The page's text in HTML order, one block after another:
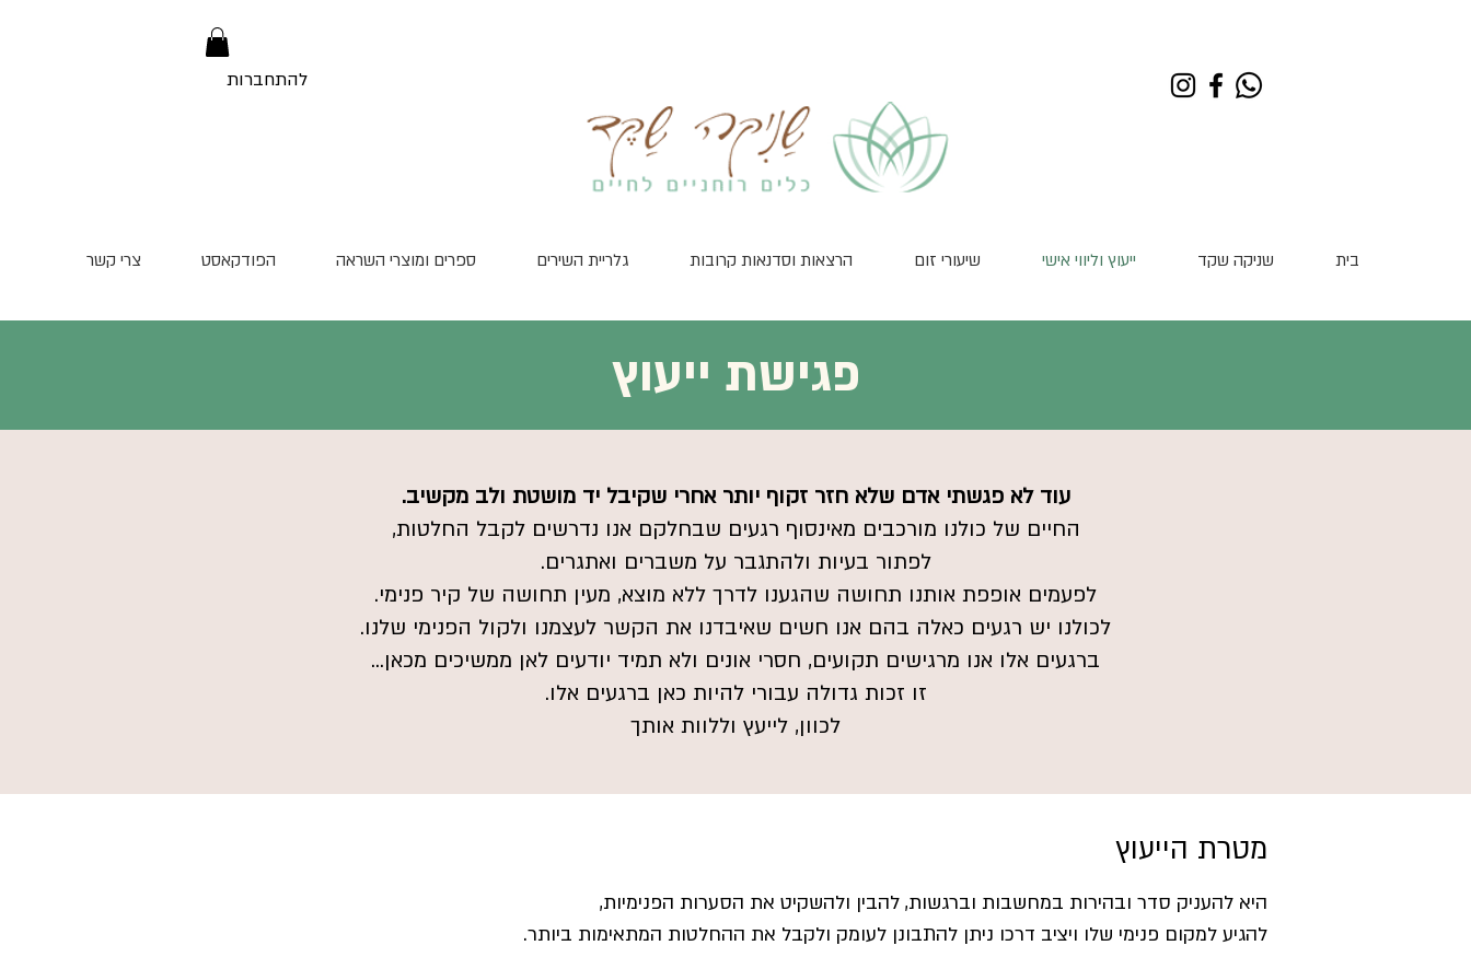
להתחברות
בית שניקה שקד ייעוץ וליווי אישי שיעורי זום הרצאות וסדנאות קרובות גלריית השירים ספרים ומוצרי השראה הפודקאסט צרי קשר
פגישת ייעוץ
עוד לא פגשתי אדם שלא חזר זקוף יותר אחרי שקיבל יד מושטת ולב מקשיב.
החיים של כולנו מורכבים מאינסוף רגעים שבחלקם אנו נדרשים לקבל החלטות,
לפתור בעיות ולהתגבר על משברים ואתגרים.
לפעמים אופפת אותנו תחושה שהגענו לדרך ללא מוצא, מעין תחושה של קיר פנימי.
לכולנו יש רגעים כאלה בהם אנו חשים שאיבדנו את הקשר לעצמנו ולקול הפנימי שלנו.
ברגעים אלו אנו מרגישים תקועים, חסרי אונים ולא תמיד יודעים לאן ממשיכים מכאן...
זו זכות גדולה עבורי להיות כאן ברגעים אלו.
לכוון, לייעץ וללוות אותך
מטרת הייעוץ
היא להעניק סדר ובהירות במחשבות וברגשות, להבין ולהשקיט את הסערות הפנימיות,
להגיע למקום פנימי שלו ויציב דרכו ניתן להתבונן לעומק ולקבל את ההחלטות המתאימות ביותר.